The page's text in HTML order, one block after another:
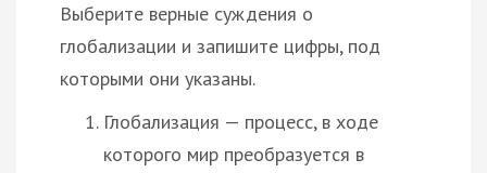
Выберите верные суждения о
глобализации и запишите цифры, под
которыми они указаны.
Глобализация — процесс, в ходе
которого мир преобразуется в